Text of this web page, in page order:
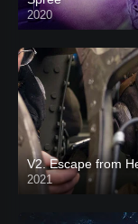
2020
V2. Escape from
2021